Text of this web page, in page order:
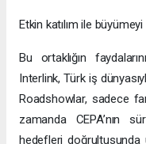
Etkin katılım ile
Bu ortaklığın
Interlink, Türk iş
Roadshowlar, sadece
zamanda CEPA’nın
hedefleri